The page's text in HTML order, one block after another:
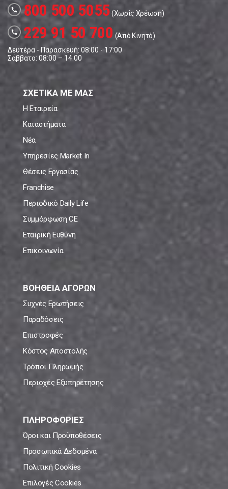
call 800 500 5055(Χωρίς Χρέωση)
call 229 91 50 700 (Από Κινητό)
Δευτέρα - Παρασκευή: 08:00 - 17:00
Σάββατο: 08:00 – 14:00
ΣΧΕΤΙΚΑ ΜΕ ΜΑΣ
Η Εταιρεία
Καταστήματα
Νέα
Υπηρεσίες Market In
Θέσεις Εργασίας
Franchise
Περιοδικό Daily Life
Συμμόρφωση CE
Εταιρική Ευθύνη
Επικοινωνία
ΒΟΗΘΕΙΑ ΑΓΟΡΩΝ
Συχνές Ερωτήσεις
Παραδόσεις
Επιστροφές
Κόστος Αποστολής
Τρόποι Πληρωμής
Περιοχές Εξυπηρέτησης
ΠΛΗΡΟΦΟΡΙΕΣ
Όροι και Προϋποθέσεις
Προσωπικά Δεδομένα
Πολιτική Cookies
Επιλογές Cookies